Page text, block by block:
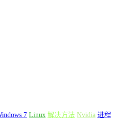
7 Linux 解决方法 Nvidia 进程